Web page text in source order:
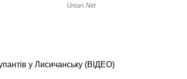
у Лисичанську (ВІДЕО)